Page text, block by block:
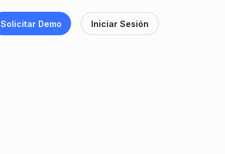
Solicitar Demo Iniciar Sesión